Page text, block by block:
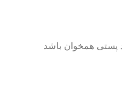
پستی همخوان باشد